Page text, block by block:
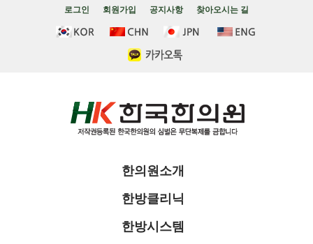
로그인 회원가입 공지사항 찾아오시는 길
한의원소개
한방클리닉
한방시스템